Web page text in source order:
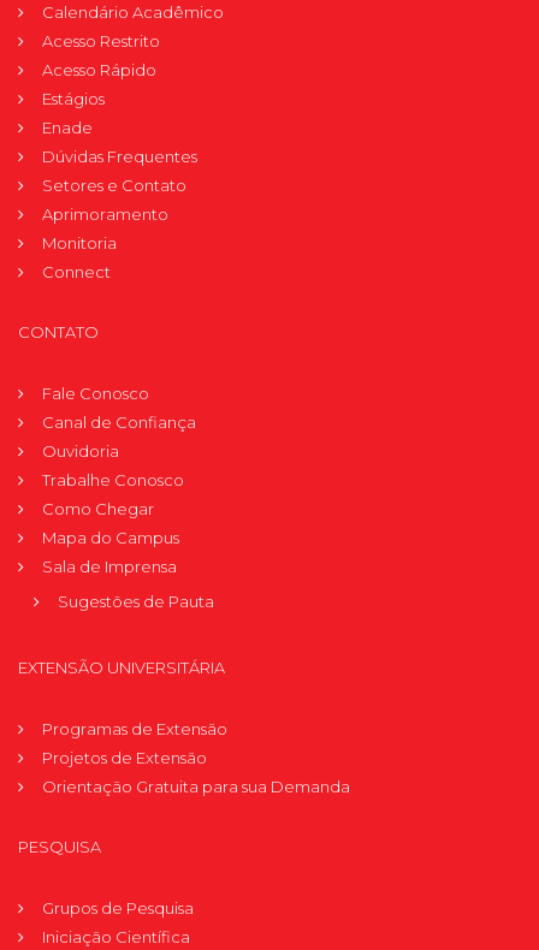
Calendário Acadêmico
Acesso Restrito
Acesso Rápido
Estágios
Enade
Dúvidas Frequentes
Setores e Contato
Aprimoramento
Monitoria
Connect
CONTATO
Fale Conosco
Canal de Confiança
Ouvidoria
Trabalhe Conosco
Como Chegar
Mapa do Campus
Sala de Imprensa
Sugestões de Pauta
EXTENSÃO UNIVERSITÁRIA
Programas de Extensão
Projetos de Extensão
Orientação Gratuita para sua Demanda
PESQUISA
Grupos de Pesquisa
Iniciação Científica